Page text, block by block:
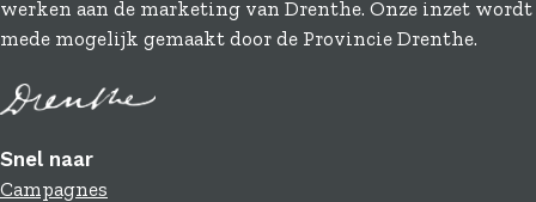
werken aan de marketing van Drenthe. Onze inzet wordt
mede mogelijk gemaakt door de Provincie Drenthe.
Snel naar
Campagnes